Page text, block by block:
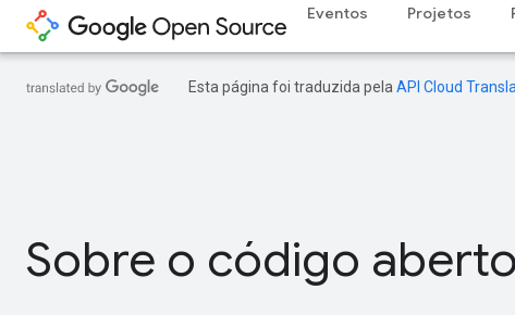
Eventos Projetos
Esta página foi traduzida pela API Cloud
Sobre o código